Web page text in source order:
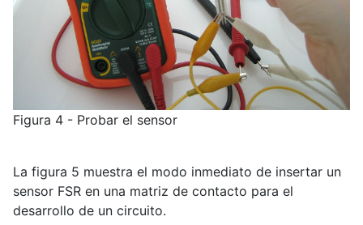
Figura 4 - Probar el sensor
La figura 5 muestra el modo inmediato de insertar un
sensor FSR en una matriz de contacto para el
desarrollo de un circuito.